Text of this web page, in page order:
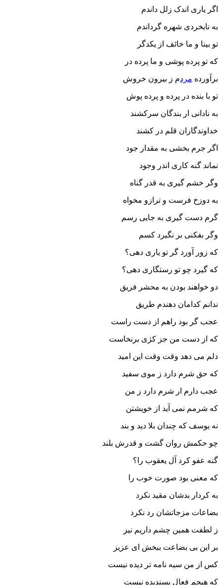
اگر یاری اندک زلل داندم
به نابخردی شهره گرداندم
تو بینا و ما خائف از یکدگر
که تو پرده پوشی و ما پرده در
برآورده مردم ز بیرون خروش
تو با بنده در پرده و پرده پوش
به نادانی ار بندگان سرکشند
خداوندگاران قلم در کشند
اگر جرم بخشی به مقدار جود
نماند گنه کاری اندر وجود
وگر خشم گیری به قدر گناه
به دوزخ فرست و ترازو مخواه
گرم دست گیری به جایی رسم
وگر بفکنی بر نگیرد کسم
که زور آورد گر تو یاری دهی؟
که گیرد چو تو رستگاری دهی؟
دو خواهند بودن به محشر فریق
ندانم کدامان دهندم طریق
عجب گر بود راهم از دست راست
که از دست من جز کژی برنخاست
دلم می دهد وقت وقت این امید
که حق شرم دارد ز موی سفید
عجب دارم ار شرم دارد ز من
که شرمم نمی آید از خویشتن
نه یوسف که چندان بلا دید و بند
چو حکمش روان گشت و قدرش بلند
گنه عفو کرد آل یعقوب را؟
که معنی بود صورت خوب را
به کردار بدشان مقید نکرد
بضاعات مزجاتشان رد نکرد
ز لطفت همین چشم داریم نیز
بر این بی بضاعت ببخش ای عزیز
کس از من سیه نامه تر دیده نیست
که هیچم فعال پسندیده نیست